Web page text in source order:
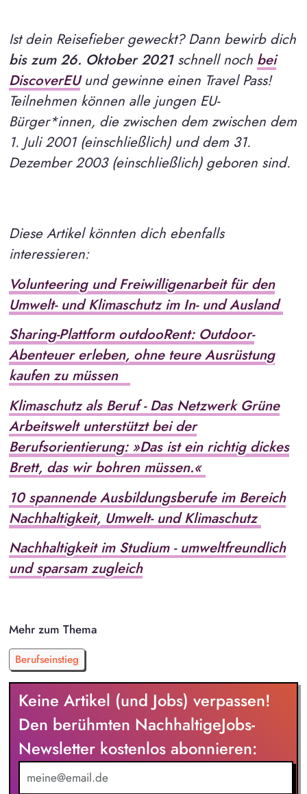
Ist dein Reisefieber geweckt? Dann bewirb dich
bis zum 26. Oktober 2021schnell noch bei
DiscoverEUund gewinne einen Travel Pass!
Teilnehmen können alle jungen EU-
Bürger*innen, die zwischen dem zwischen dem
1. Juli 2001 (einschließlich) und dem 31.
Dezember 2003 (einschließlich) geboren sind.
Diese Artikel könnten dich ebenfalls
interessieren:
Volunteering und Freiwilligenarbeit für den
Umwelt- und Klimaschutz im In- und Ausland
Sharing-Plattform outdooRent: Outdoor-
Abenteuer erleben, ohne teure Ausrüstung
kaufen zu müssen
Klimaschutz als Beruf - Das Netzwerk Grüne
Arbeitswelt unterstützt bei der
Berufsorientierung: »Das ist ein richtig dickes
Brett, das wir bohren müssen.«
10 spannende Ausbildungsberufe im Bereich
Nachhaltigkeit, Umwelt- und Klimaschutz
Nachhaltigkeit im Studium - umweltfreundlich
und sparsam zugleich
Mehr zum Thema
Berufseinstieg
Keine Artikel (und Jobs) verpassen!
Den berühmten NachhaltigeJobs-
Newsletter kostenlos abonnieren: